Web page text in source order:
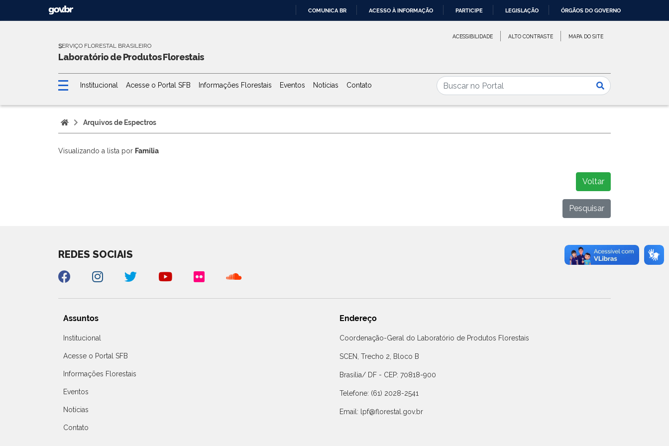
COMUNICA BR ACESSO À INFORMAÇÃO PARTICIPE LEGISLAÇÃO ÓRGÃOS DO GOVERNO
S
SERVIÇO FLORESTAL BRASILEIRO
Laboratório de Produtos Florestais
ACESSIBILIDADE ALTO CONTRASTE MAPA DO SITE
Institucional Acesse o Portal SFB Informações Florestais Eventos Notícias Contato
Arquivos de Espectros
Visualizando a lista por Família
Voltar
Pesquisar
REDES SOCIAIS
Assuntos
Institucional
Acesse o Portal SFB
Informações Florestais
Eventos
Notícias
Contato
Endereço
Coordenação-Geral do Laboratório de Produtos Florestais
SCEN, Trecho 2, Bloco B
Brasília/ DF - CEP: 70818-900
Telefone: (61) 2028-2541
Email: lpf@florestal.gov.br